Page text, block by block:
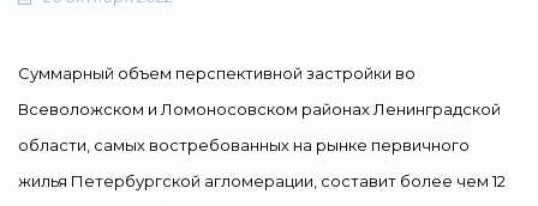
Суммарный объем перспективной застройки во
Всеволожском и Ломоносовском районах Ленинградской
области, самых востребованных на рынке первичного
жилья Петербургской агломерации, составит более чем 12